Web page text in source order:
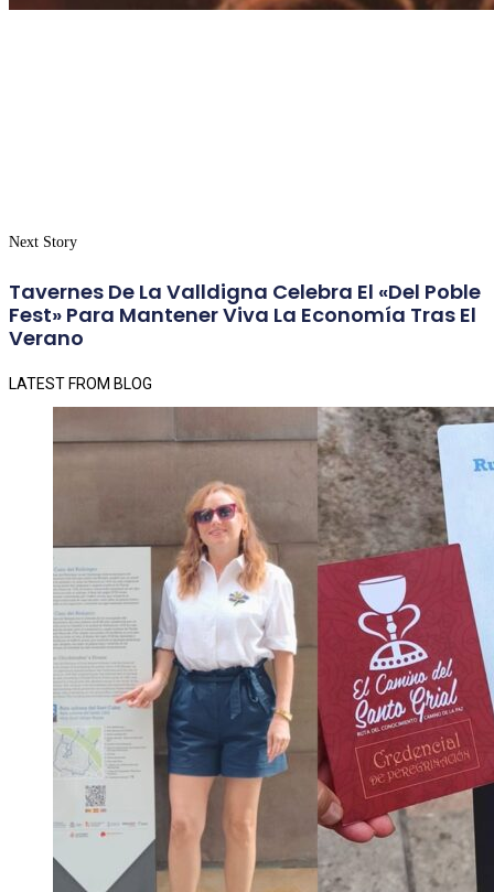
Next Story
Tavernes De La Valldigna Celebra El «Del Poble
Fest» Para Mantener Viva La Economía Tras El
Verano
LATEST FROM BLOG